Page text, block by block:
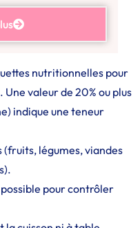
nutritionnelles pour
valeur de 20% ou plus
indique une teneur
légumes, viandes
pour contrôler